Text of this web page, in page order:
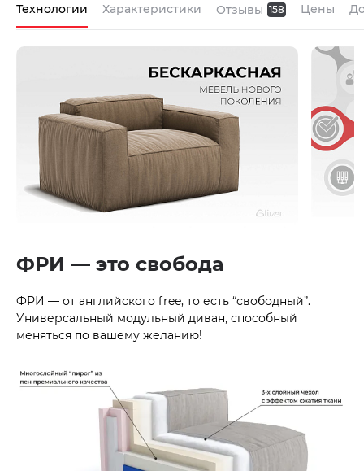
Технологии Характеристики Отзывы 158 Цены
ФРИ — это свобода
ФРИ — от английского free, то есть “свободный”.
Универсальный модульный диван, способный
меняться по вашему желанию!